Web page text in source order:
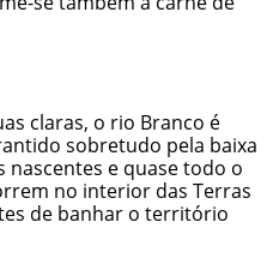
claras, o rio Branco é
sobretudo pela baixa
nascentes e quase todo o
no interior das Terras
de banhar o território